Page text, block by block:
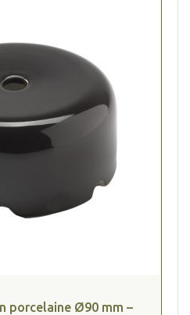
porcelaine Ø90 mm –